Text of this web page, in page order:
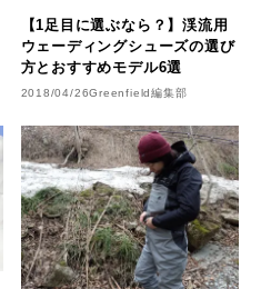
【1足目に選ぶなら？】渓流用
ウェーディングシューズの選び
方とおすすめモデル6選
2018/04/26Greenfield編集部